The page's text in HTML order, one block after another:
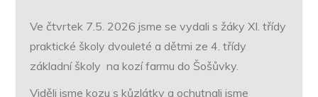
Ve čtvrtek 7.5. 2026 jsme se vydali s žáky XI. třídy
praktické školy dvouleté a dětmi ze 4. třídy
základní školy na kozí farmu do Šošůvky.
Viděli jsme kozu s kůzlátky a ochutnali jsme